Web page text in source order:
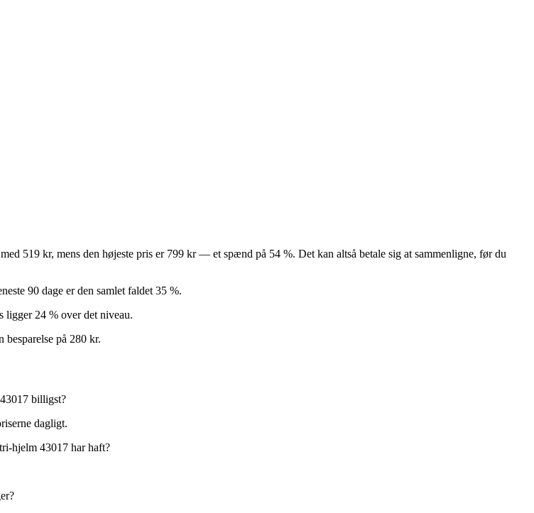
519 kr, mens den højeste pris er 799 kr — et spænd på 54 %. Det kan altså betale sig at sammenligne, før du
90 dage er den samlet faldet 35 %.
ligger 24 % over det niveau.
på 280 kr.
billigst?
dagligt.
hjelm 43017 har haft?